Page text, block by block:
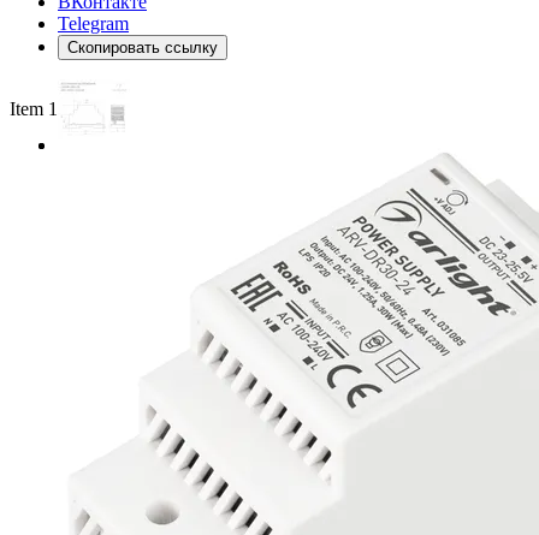
Telegram
Скопировать ссылку
Item 1 of 2